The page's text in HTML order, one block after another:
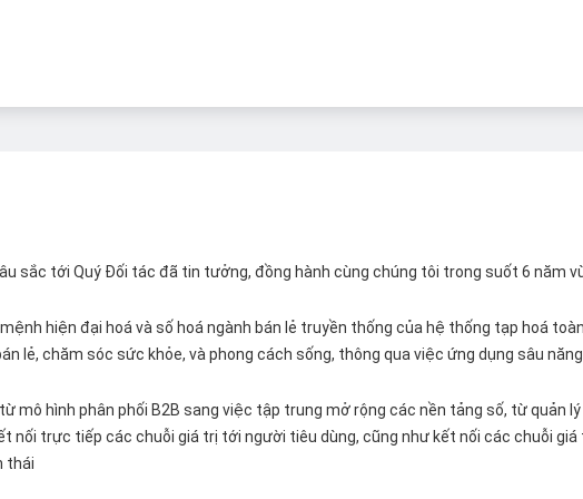
sắc tới Quý Đối tác đã tin tưởng, đồng hành cùng chúng tôi trong suốt 6 năm
hiện đại hoá và số hoá ngành bán lẻ truyền thống của hệ thống tạp hoá
lẻ, chăm sóc sức khỏe, và phong cách sống, thông qua việc ứng dụng sâu
mô hình phân phối B2B sang việc tập trung mở rộng các nền tảng số, từ quản
nối trực tiếp các chuỗi giá trị tới người tiêu dùng, cũng như kết nối các chuỗi
thái